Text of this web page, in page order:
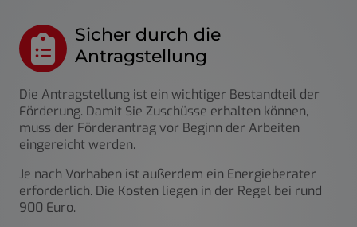
Sicher durch die
Antragstellung
Die Antragstellung ist ein wichtiger Bestandteil der
Förderung. Damit Sie Zuschüsse erhalten können,
muss der Förderantragvor Beginn der Arbeiten
eingereicht werden.
Je nach Vorhaben ist außerdem ein Energieberater
erforderlich. Die Kosten liegen in der Regel bei rund
900 Euro.